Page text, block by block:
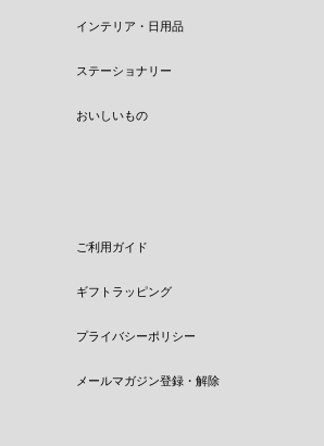
インテリア・日用品
ステーショナリー
おいしいもの
ご利用ガイド
ギフトラッピング
プライバシーポリシー
メールマガジン登録・解除